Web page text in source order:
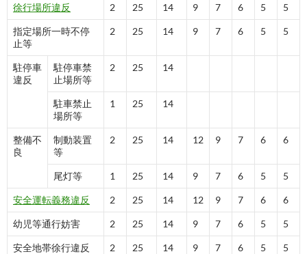
徐行場所違反 2 25 14 9 7 6 5 5
指定場所一時不停
止等
2 25 14 9 7 6 5 5
駐停車
違反
駐停車禁
止場所等
2 25 14
駐車禁止
場所等
1 25 14
整備不
良
制動装置
等
2 25 14 12 9 7 6 6
尾灯等 1 25 14 9 7 6 5 5
安全運転義務違反 2 25 14 12 9 7 6 6
幼児等通行妨害 2 25 14 9 7 6 5 5
安全地帯徐行違反 2 25 14 9 7 6 5 5